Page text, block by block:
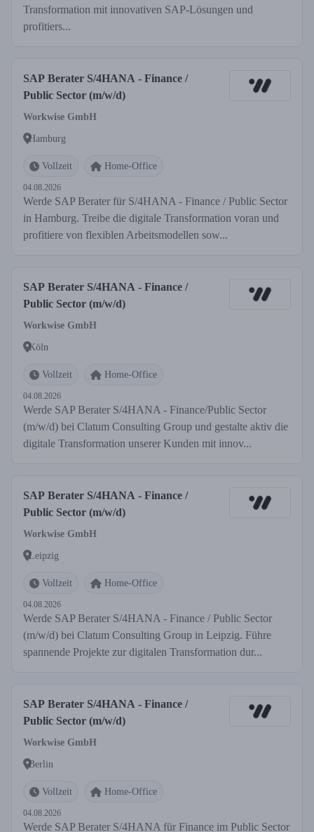
Transformation mit innovativen SAP-Lösungen und
profitiers...
SAP Berater S/4HANA - Finance /
Public Sector (m/w/d)
Workwise GmbH
Hamburg
Vollzeit Home-Office
04.08.2026
Werde SAP Berater für S/4HANA - Finance / Public Sector
in Hamburg. Treibe die digitale Transformation voran und
profitiere von flexiblen Arbeitsmodellen sow...
SAP Berater S/4HANA - Finance /
Public Sector (m/w/d)
Workwise GmbH
Köln
Vollzeit Home-Office
04.08.2026
Werde SAP Berater S/4HANA - Finance/Public Sector
(m/w/d) bei Clatum Consulting Group und gestalte aktiv die
digitale Transformation unserer Kunden mit innov...
SAP Berater S/4HANA - Finance /
Public Sector (m/w/d)
Workwise GmbH
Leipzig
Vollzeit Home-Office
04.08.2026
Werde SAP Berater S/4HANA - Finance / Public Sector
(m/w/d) bei Clatum Consulting Group in Leipzig. Führe
spannende Projekte zur digitalen Transformation dur...
SAP Berater S/4HANA - Finance /
Public Sector (m/w/d)
Workwise GmbH
Berlin
Vollzeit Home-Office
04.08.2026
Werde SAP Berater S/4HANA für Finance im Public Sector